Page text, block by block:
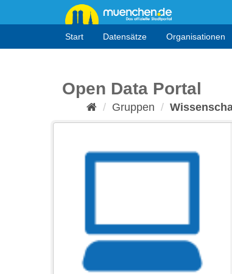
Start Datensätze Organisationen
Open Data Portal
Gruppen